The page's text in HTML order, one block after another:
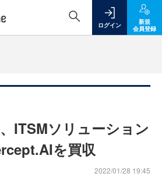
ログイン
新規
会員登録
ITSMソリューション
を買収
2022/01/28 19:45